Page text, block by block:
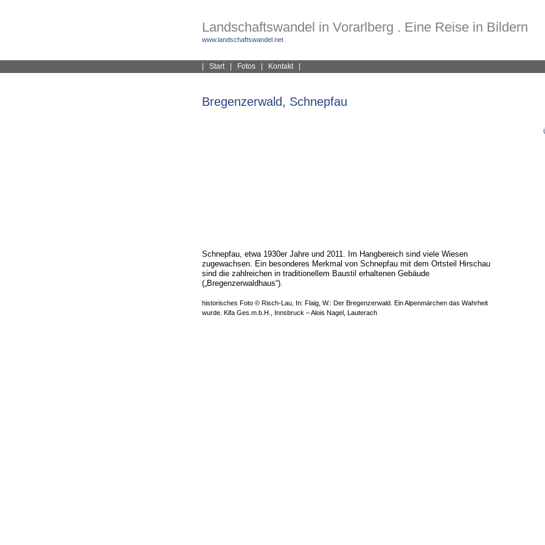
Landschaftswandel in Vorarlberg . Eine Reise in Bildern
www.landschaftswandel.net
Start| Fotos Kontakt|
Bregenzerwald, Schnepfau
Schnepfau, etwa 1930er Jahre und 2011. Im Hangbereich sind viele Wiesen
zugewachsen. Ein besonderes Merkmal von Schnepfau mit dem Ortsteil Hirschau
sind die zahlreichen in traditionellem Baustil erhaltenen Gebäude
(„Bregenzerwaldhaus“).
historisches Foto © Risch-Lau, In: Flaig, W.: Der Bregenzerwald. Ein Alpenmärchen das Wahrheit
wurde. Kifa Ges.m.b.H., Innsbruck – Alois Nagel, Lauterach